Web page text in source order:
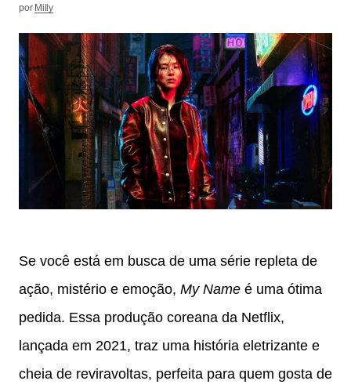
por Milly
Se você está em busca de uma série repleta de
ação, mistério e emoção, My Name é uma ótima
pedida. Essa produção coreana da Netflix,
lançada em 2021, traz uma história eletrizante e
cheia de reviravoltas, perfeita para quem gosta de